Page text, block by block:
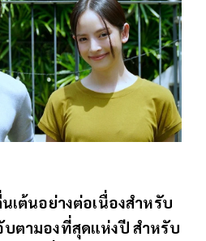
เต้นอย่างต่อเนื่องสำหรับ
ตามองที่สุดแห่งปี สำหรับ